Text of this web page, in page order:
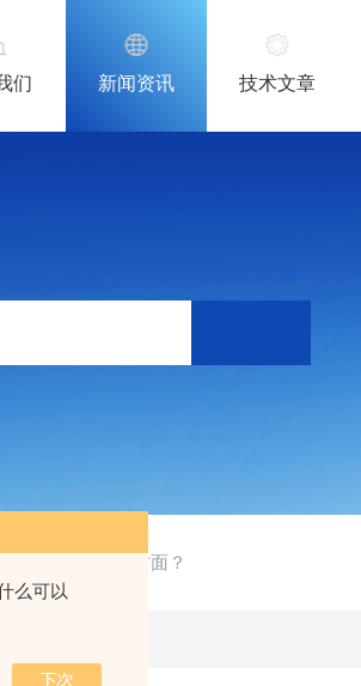
么可以
们 新闻资讯 技术文章
功能有哪几个方面？